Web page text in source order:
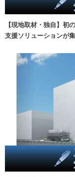
【現地取材・独自】初
支援ソリューションが